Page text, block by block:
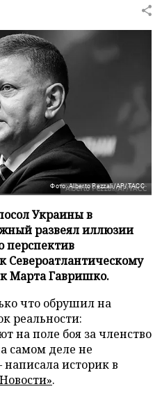
Фото: Alberto Pezzali/AP/ТАСС
Украины в
развеял иллюзии
перспектив
Североатлантическому
Марта Гавришко.
что обрушил на
реальности:
на поле боя за членство
самом деле не
написала историк в
.